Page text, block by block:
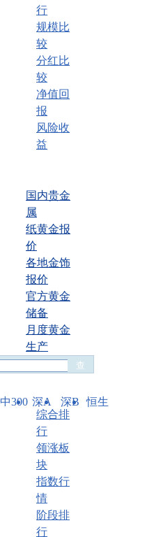
行
规模比
较
分红比
较
净值回
报
风险收
益
国内贵金
属
纸黄金报
价
各地金饰
报价
官方黄金
储备
月度黄金
生产
中300 深A 深B
恒生
综合排
行
领涨板
块
指数行
情
阶段排
行